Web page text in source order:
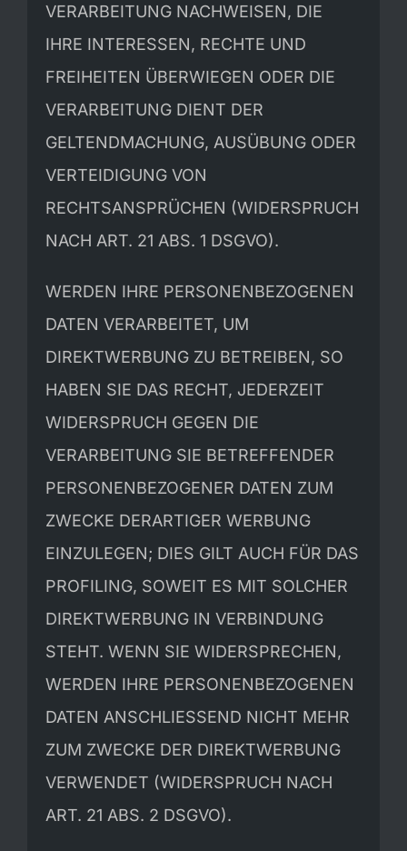
VERARBEITUNG NACHWEISEN, DIE
IHRE INTERESSEN, RECHTE UND
FREIHEITEN ÜBERWIEGEN ODER DIE
VERARBEITUNG DIENT DER
GELTENDMACHUNG, AUSÜBUNG ODER
VERTEIDIGUNG VON
RECHTSANSPRÜCHEN (WIDERSPRUCH
NACH ART. 21 ABS. 1 DSGVO).
WERDEN IHRE PERSONENBEZOGENEN
DATEN VERARBEITET, UM
DIREKTWERBUNG ZU BETREIBEN, SO
HABEN SIE DAS RECHT, JEDERZEIT
WIDERSPRUCH GEGEN DIE
VERARBEITUNG SIE BETREFFENDER
PERSONENBEZOGENER DATEN ZUM
ZWECKE DERARTIGER WERBUNG
EINZULEGEN; DIES GILT AUCH FÜR DAS
PROFILING, SOWEIT ES MIT SOLCHER
DIREKTWERBUNG IN VERBINDUNG
STEHT. WENN SIE WIDERSPRECHEN,
WERDEN IHRE PERSONENBEZOGENEN
DATEN ANSCHLIESSEND NICHT MEHR
ZUM ZWECKE DER DIREKTWERBUNG
VERWENDET (WIDERSPRUCH NACH
ART. 21 ABS. 2 DSGVO).